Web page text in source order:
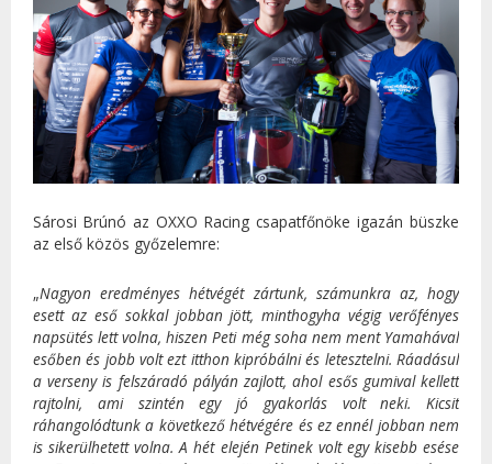
Sárosi Brúnó az OXXO Racing csapatfőnöke igazán büszke
az első közös győzelemre:
„Nagyon eredményes hétvégét zártunk, számunkra az, hogy
esett az eső sokkal jobban jött, minthogyha végig verőfényes
napsütés lett volna, hiszen Peti még soha nem ment Yamahával
esőben és jobb volt ezt itthon kipróbálni és letesztelni. Ráadásul
a verseny is felszáradó pályán zajlott, ahol esős gumival kellett
rajtolni, ami szintén egy jó gyakorlás volt neki. Kicsit
ráhangolódtunk a következő hétvégére és ez ennél jobban nem
is sikerülhetett volna. A hét elején Petinek volt egy kisebb esése